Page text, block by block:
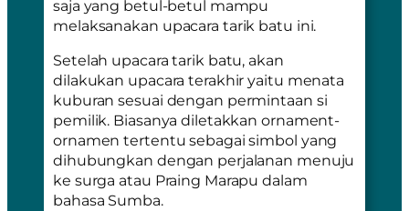
saja yang betul-betul mampu
melaksanakan upacara tarik batu ini.
Setelah upacara tarik batu, akan
dilakukan upacara terakhir yaitu menata
kuburan sesuai dengan permintaan si
pemilik. Biasanya diletakkan ornament-
ornamen tertentu sebagai simbol yang
dihubungkan dengan perjalanan menuju
ke surga atau Praing Marapu dalam
bahasa Sumba.